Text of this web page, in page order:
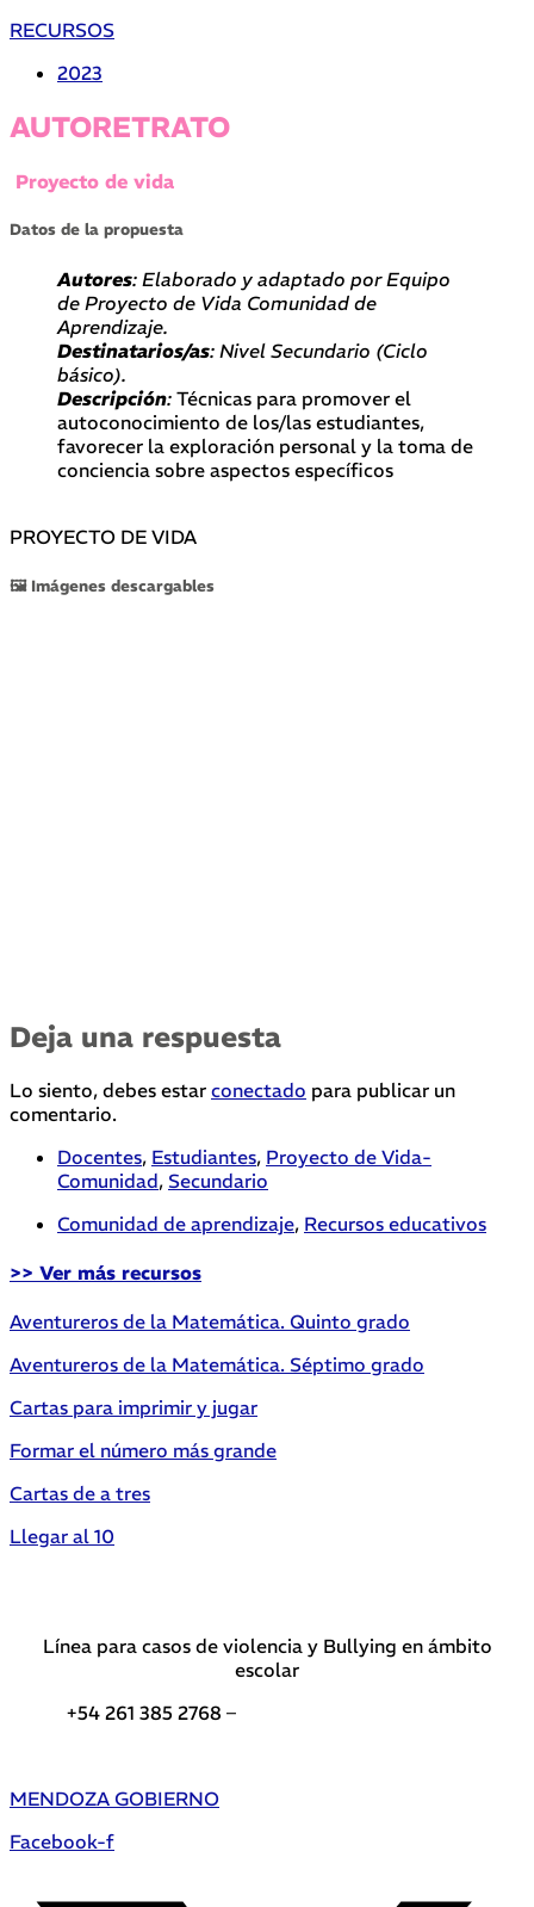
RECURSOS
2023
AUTORETRATO
Proyecto de vida
Datos de la propuesta
Autores: Elaborado y adaptado por Equipo
de Proyecto de Vida Comunidad de
Aprendizaje.
Destinatarios/as: Nivel Secundario (Ciclo
básico).
Descripción: Técnicas para promover el
autoconocimiento de los/las estudiantes,
favorecer la exploración personal y la toma de
conciencia sobre aspectos específicos
PROYECTO DE VIDA
🖼 Imágenes descargables
Deja una respuesta
Lo siento, debes estar conectado para publicar un
comentario.
Docentes, Estudiantes, Proyecto de Vida-
Comunidad, Secundario
Comunidad de aprendizaje, Recursos educativos
>> Ver más recursos
Aventureros de la Matemática. Quinto grado
Aventureros de la Matemática. Séptimo grado
Cartas para imprimir y jugar
Formar el número más grande
Cartas de a tres
Llegar al 10
Línea para casos de violencia y Bullying en ámbito
escolar
+54 261 385 2768 –
MENDOZA GOBIERNO
Facebook-f